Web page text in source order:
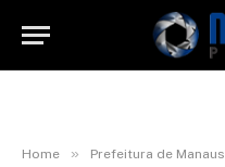
Home » Prefeitura de Manaus